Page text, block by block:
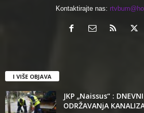
Kontaktirajte nas:
I VIŠE OBJAVA
JKP „Naissus“ :
ODRŽAVANjA